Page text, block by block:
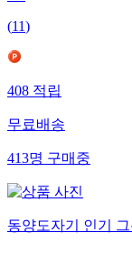
(11)
408적립
무료배송
413명구매중
동양도자기 인기